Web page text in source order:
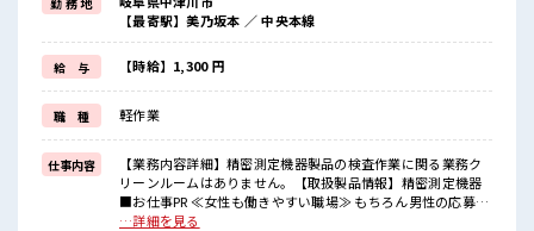
≪完全週休二日制≫
週末は家族や友人と一緒にプライベート満喫！
≪髪型自由≫
基本的に髪色自由で明るすぎたり奇抜でなければOKです！
(規定有)≪ラクラク制服アリ≫
制服があるので、
毎日の服装の悩み解消♪
≪様々なお仕事をご提案≫
一人で悩まず気軽に相談できる、
派遣のお仕事です！
■職場の雰囲気
【最寄駅】美乃坂本 ／ 中央本線
給 与 【時給】1,300 円
職 種 軽作業
仕事内容
【業務内容詳細】精密測定機器製品の検査作業に関る業務ク
リーンルームはありません。【取扱製品情報】精密測定機器
■お仕事PR ≪女性も働きやすい職場≫ もちろん男性の応募も
歓迎ですよ！ ≪時間にメリハリを≫ 残業はほとんどナシ！ 場
…詳細を見る